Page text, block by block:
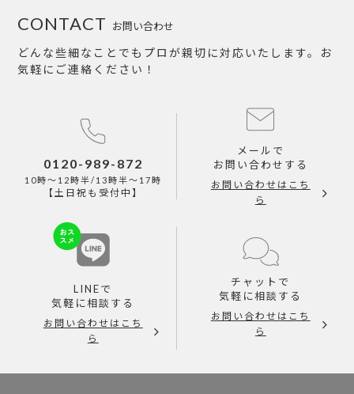
お問い合わせ
CONTACT
どんな些細なことでもプロが親切に対応いたします。お
気軽にご連絡ください！
0120-989-872
10時～12時半/13時半～17時
【土日祝も受付中】
メールで
お問い合わせする
お問い合わせはこち
ら
LINEで
気軽に相談する
お問い合わせはこち
ら
チャットで
気軽に相談する
お問い合わせはこち
ら